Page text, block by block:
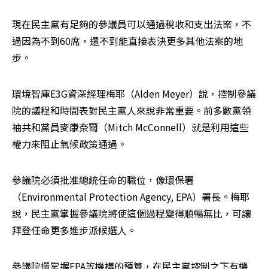
現在民主黨有足夠的參議員可以通過稅收和支出法案，不
過因為不到60席，還不到能直接表決更多其他法案的地
步。
環境智庫E3G資深經理梅耶（Alden Meyer）說，控制參議
院的議程和時間表對民主黨人來說非常重要。前多數黨領
袖共和黨員麥康奈爾（Mitch McConnell）就是利用這些
權力來阻止氣候政策通過。
參議院必須批准總統任命的職位，像環保署
（Environmental Protection Agency, EPA）署長。梅耶
說，民主黨掌握參議院將使這個過程變得順暢無比，可讓
拜登任命更多進步派候選人。
參議院還掌握EPA等機構的預算，在民主黨控制之下有機